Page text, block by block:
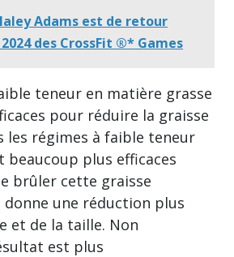
Adams est de retour
des CrossFit ®* Games
teneur en matière grasse
pour réduire la graisse
les régimes à faible teneur
beaucoup plus efficaces
brûler cette graisse
donne une réduction plus
et de la taille. Non
est plus